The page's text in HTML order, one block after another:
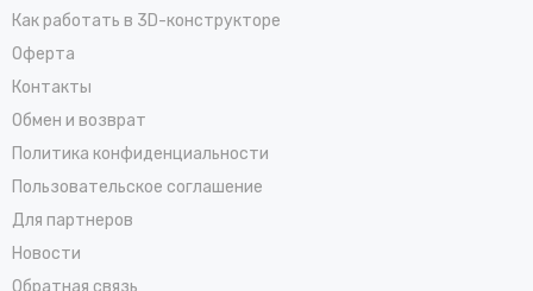
Как работать в 3D-конструкторе
Оферта
Контакты
Обмен и возврат
Политика конфиденциальности
Пользовательское соглашение
Для партнеров
Новости